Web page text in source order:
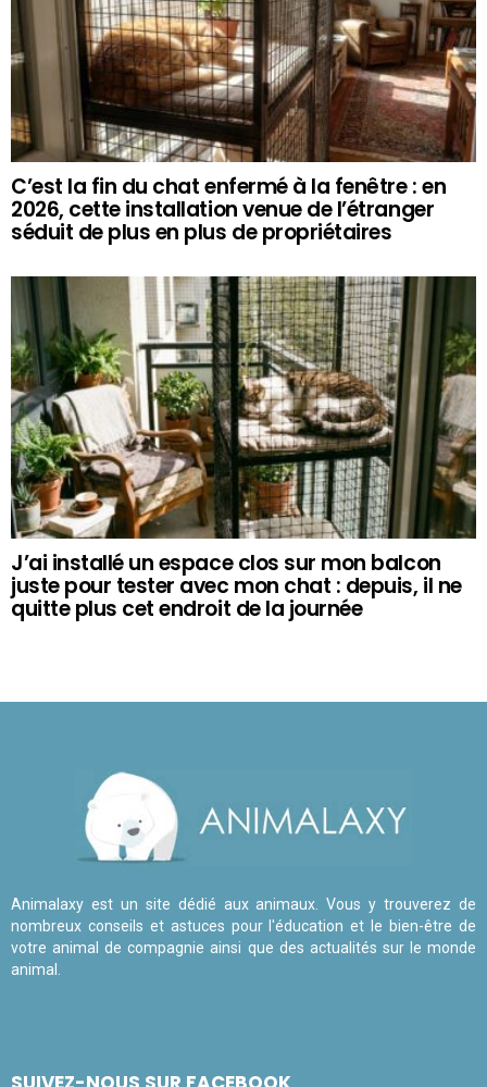
C’est la fin du chat enfermé à la fenêtre : en
2026, cette installation venue de l’étranger
séduit de plus en plus de propriétaires
J’ai installé un espace clos sur mon balcon
juste pour tester avec mon chat : depuis, il ne
quitte plus cet endroit de la journée
Animalaxy est un site dédié aux animaux. Vous y trouverez de
nombreux conseils et astuces pour l'éducation et le bien-être de
votre animal de compagnie ainsi que des actualités sur le monde
animal.